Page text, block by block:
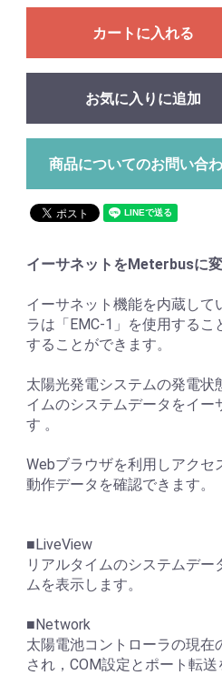
カートに入れる
お気に入りに追加
商品についてのお問い合
イーサネットをMeterbusに
イーサネット機能を内蔵して
ラは「EMC-1」を使用する
することができます。
太陽光発電システムの発電状
イムのシステムデータをイー
す 。
Webブラウザを利用しアク
動作データを確認できます。
■LiveView
リアルタイムのシステムデ
ムを表示します。
■Network
太陽電池コントローラの現
され，COM設定とポート転